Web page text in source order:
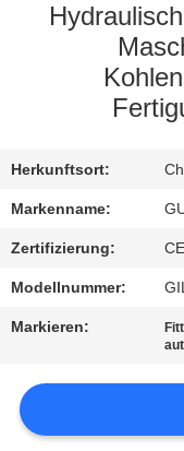
FABRIK-
AUSFLUG
TRETEN
SIE
MIT
UNS
Herkunftsort:
Markenname:
Zertifizierung: CE
Modellnummer:
Markieren: